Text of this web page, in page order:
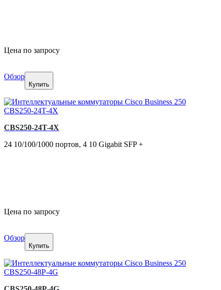
Цена по запросу
Обзор
Купить
CBS250-24T-4X
24 10/100/1000 портов, 4 10 Gigabit SFP +
Цена по запросу
Обзор
Купить